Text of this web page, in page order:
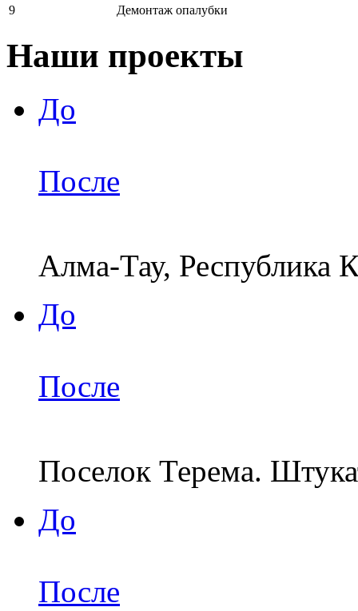
9
Демонтаж опалубки
Наши проекты
До
После
Алма-Тау, Республика
До
После
Поселок Терема.
До
После